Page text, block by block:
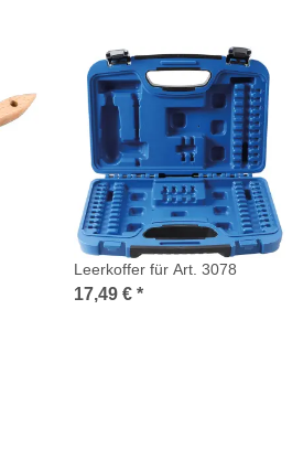
Leerkoffer für Art. 3078
17,49 € *